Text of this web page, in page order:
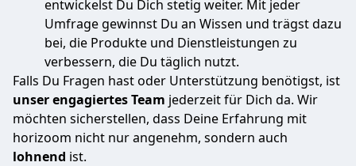
entwickelst Du Dich stetig weiter. Mit jeder
Umfrage gewinnst Du an Wissen und trägst dazu
bei, die Produkte und Dienstleistungen zu
verbessern, die Du täglich nutzt.
Falls Du Fragen hast oder Unterstützung benötigst, ist
unser engagiertes Team jederzeit für Dich da. Wir
möchten sicherstellen, dass Deine Erfahrung mit
horizoom nicht nur angenehm, sondern auch
lohnend ist.